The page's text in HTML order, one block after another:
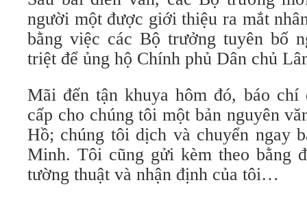
người một được giới thiệu ra mắt
bằng việc các Bộ trưởng tuyên bố
triệt để ủng hộ Chính phủ Dân chủ
Mãi đến tận khuya hôm đó, báo chí
cấp cho chúng tôi một bản nguyên
Hồ; chúng tôi dịch và chuyển ngay
Minh. Tôi cũng gửi kèm theo bằng
tường thuật và nhận định của tôi…